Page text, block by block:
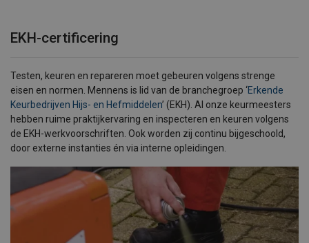
EKH-certificering
Testen, keuren en repareren moet gebeuren volgens strenge
eisen en normen. Mennens is lid van de branchegroep ‘Erkende
Keurbedrijven Hijs- en Hefmiddelen’ (EKH). Al onze keurmeesters
hebben ruime praktijkervaring en inspecteren en keuren volgens
de EKH-werkvoorschriften. Ook worden zij continu bijgeschoold,
door externe instanties én via interne opleidingen.